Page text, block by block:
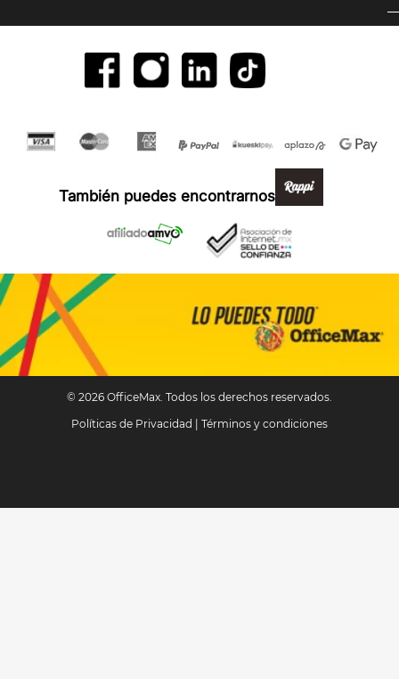
Formas de pago y compra 100% segura
También puedes encontrarnos en:
© 2026 OfficeMax. Todos los derechos reservados.
Políticas de Privacidad
Términos y condiciones